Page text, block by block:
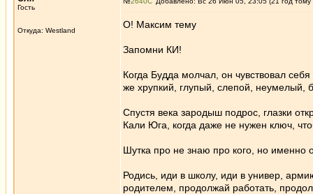
Гость
Откуда: Westland
О! Максим тему
Запомни КИ!
Когда Будда молчал, он чувствовал
же хрупкий, глупый, слепой, неумелый,
Спустя века зародыш подрос, глазки
Кали Юга, когда даже не нужен ключ,
Шутка про не знаю про кого, но именно
Родись, иди в школу, иди в универ,
родителем, продолжай работать,